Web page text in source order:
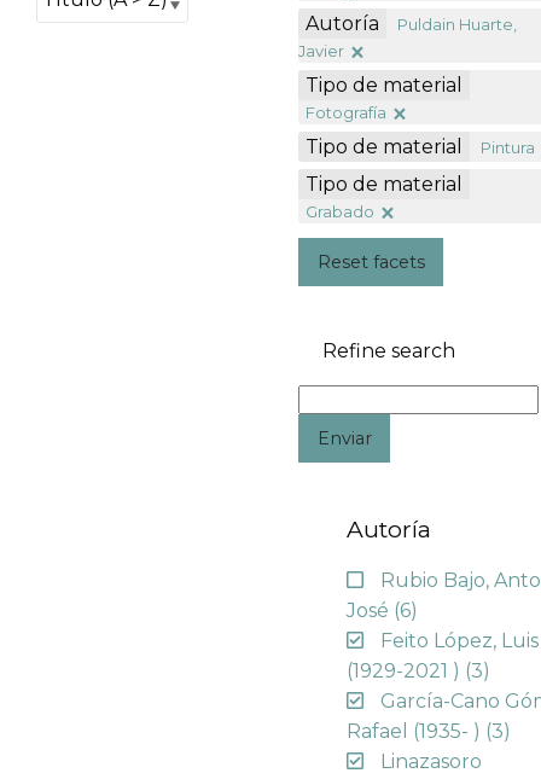
Autoría
Puldain Huarte,
Javier
Tipo de material
Fotografía
Tipo de material Pintura
Tipo de material
Grabado
Reset facets
Refine search
Enviar
Autoría
Rubio Bajo,
José (6)
Feito López, Luis
(1929-2021 ) (3)
García-Cano
Rafael (1935- ) (3)
Linazasoro